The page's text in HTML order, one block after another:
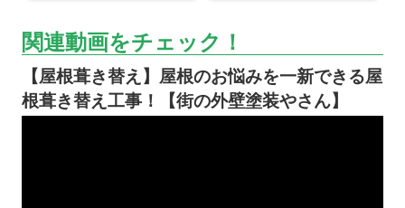
関連動画をチェック！
【屋根葺き替え】屋根のお悩みを一新できる屋
根葺き替え工事！【街の外壁塗装やさん】